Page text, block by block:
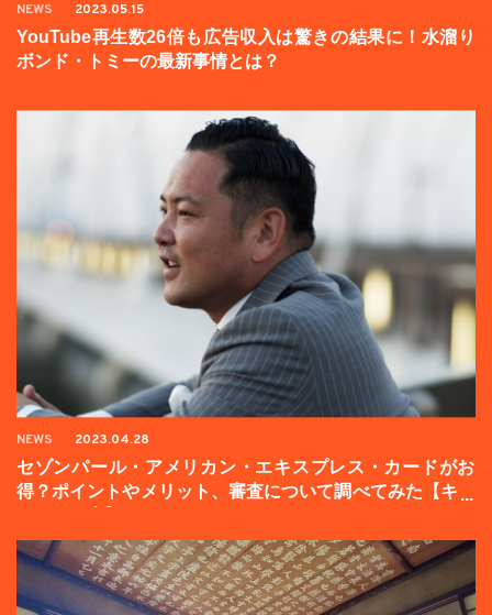
NEWS 2023.05.15
YouTube再生数26倍も広告収入は驚きの結果に！水溜り
ボンド・トミーの最新事情とは？
NEWS 2023.04.28
セゾンパール・アメリカン・エキスプレス・カードがお
得？ポイントやメリット、審査について調べてみた【キャ